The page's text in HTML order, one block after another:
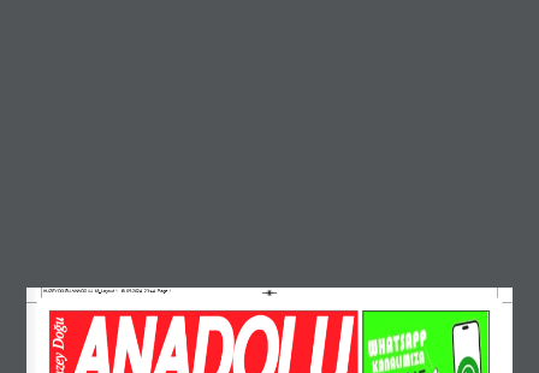
KUZEYDOĞU ANADOLU 18_Layout 1  18.09.2024  23:44  Page 1